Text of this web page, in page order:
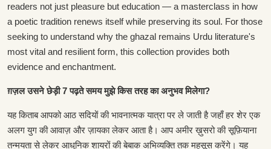
readers not just pleasure but education — a masterclass in how
a poetic tradition renews itself while preserving its soul. For those
seeking to understand why the ghazal remains Urdu literature's
most vital and resilient form, this collection provides both
evidence and enchantment.
ग़ज़ल उसने छेड़ी 7 पढ़ते समय मुझे किस तरह का अनुभव मिलेगा?
यह किताब आपको आठ सदियों की भावनात्मक यात्रा पर ले जाती है जहाँ हर शेर एक
अलग युग की आवाज़ और ज़ायका लेकर आता है। आप अमीर ख़ुसरो की सूफ़ियाना
तन्मयता से लेकर आधुनिक शायरों की बेबाक अभिव्यक्ति तक महसूस करेंगे। यह